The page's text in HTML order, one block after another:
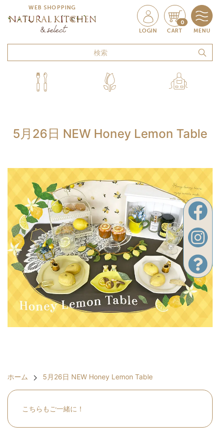
WEB SHOPPING
LOGIN
0
CART MENU
5月26日 NEW Honey Lemon Table
ホーム 5月26日 NEW Honey Lemon Table
こちらもご一緒に！